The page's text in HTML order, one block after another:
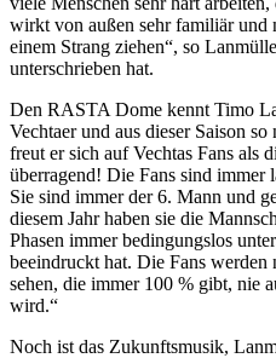
wirkt von außen sehr familiär und
einem Strang ziehen“, so
unterschrieben hat.
Den RASTA Dome kennt Timo
Vechtaer und aus dieser Saison
freut er sich auf Vechtas Fans als
überragend! Die Fans sind immer
Sie sind immer der 6. Mann und
diesem Jahr haben sie die
Phasen immer bedingungslos
beeindruckt hat. Die Fans werden
sehen, die immer 100 % gibt, nie
wird.“
Noch ist das Zukunftsmusik,